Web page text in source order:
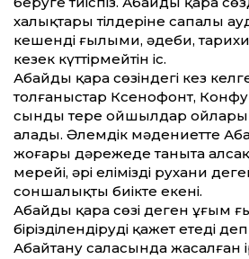
халықтары тілдеріне сапалы
кешенді ғылыми, әдеби,
кезек күт­тірмейтін іс.
Абайдың қара сөзіндегі кез
толғаныстар Ксенофонт,
сынды терең ойшылдар
алады. Әлемдік мәдениет­те
жоғары дәрежеде таныта алсақ,
мерейі, әрі еліміздің рухани
соншалықты биікте екені.
Абайдың қара сөзі деген ұғым
бірізділендіруді қажет етеді
Абайтану саласында жасалған